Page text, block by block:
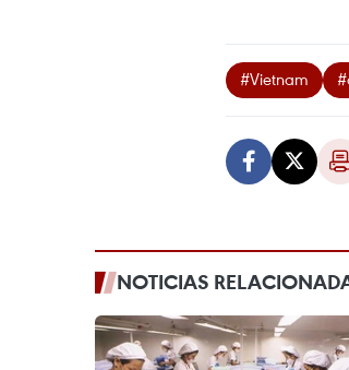
#Vietnam
NOTICIAS